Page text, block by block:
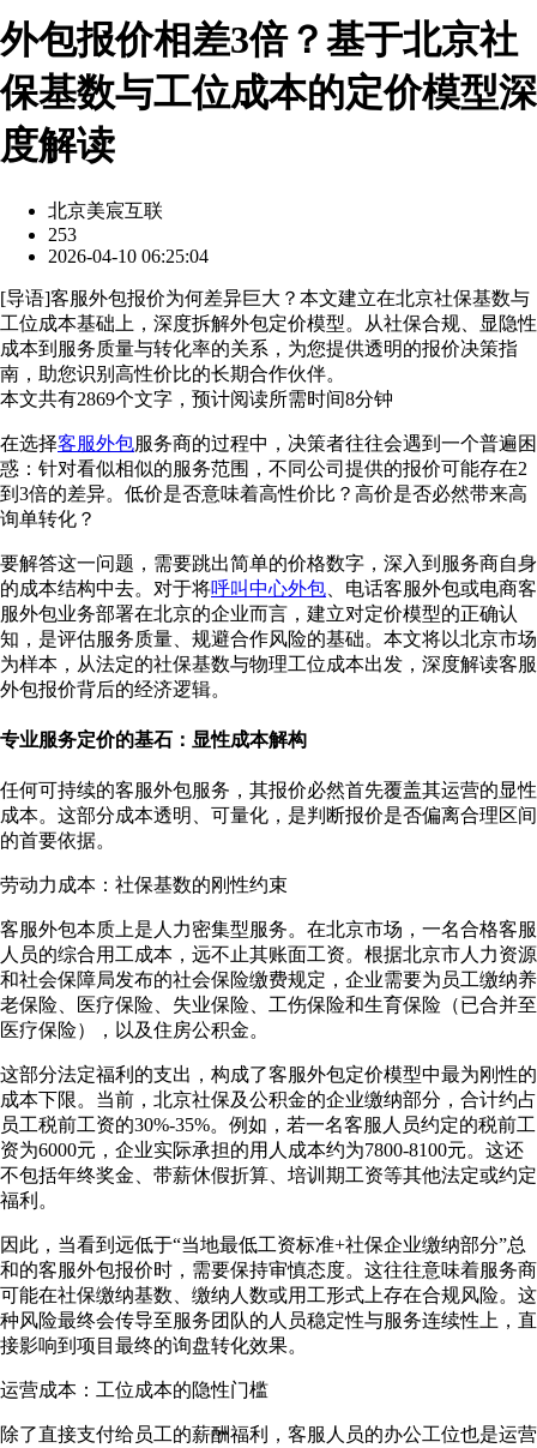
外包报价相差3倍？基于北京社
保基数与工位成本的定价模型深
度解读
北京美宸互联
253
2026-04-10 06:25:04
[导语]客服外包报价为何差异巨大？本文建立在北京社保基数与
工位成本基础上，深度拆解外包定价模型。从社保合规、显隐性
成本到服务质量与转化率的关系，为您提供透明的报价决策指
南，助您识别高性价比的长期合作伙伴。
本文共有2869个文字，预计阅读所需时间8分钟
在选择客服外包服务商的过程中，决策者往往会遇到一个普遍困
惑：针对看似相似的服务范围，不同公司提供的报价可能存在2
到3倍的差异。低价是否意味着高性价比？高价是否必然带来高
询单转化？
要解答这一问题，需要跳出简单的价格数字，深入到服务商自身
的成本结构中去。对于将呼叫中心外包 、电话客服外包或电商客
服外包业务部署在北京的企业而言，建立对定价模型的正确认
知，是评估服务质量、规避合作风险的基础。本文将以北京市场
为样本，从法定的社保基数与物理工位成本出发，深度解读客服
外包报价背后的经济逻辑。
专业服务定价的基石：显性成本解构
任何可持续的客服外包服务，其报价必然首先覆盖其运营的显性
成本。这部分成本透明、可量化，是判断报价是否偏离合理区间
的首要依据。
劳动力成本：社保基数的刚性约束
客服外包本质上是人力密集型服务。在北京市场，一名合格客服
人员的综合用工成本，远不止其账面工资。根据北京市人力资源
和社会保障局发布的社会保险缴费规定，企业需要为员工缴纳养
老保险、医疗保险、失业保险、工伤保险和生育保险（已合并至
医疗保险），以及住房公积金。
这部分法定福利的支出，构成了客服外包定价模型中最为刚性的
成本下限。当前，北京社保及公积金的企业缴纳部分，合计约占
员工税前工资的30%-35%。例如，若一名客服人员约定的税前工
资为6000元，企业实际承担的用人成本约为7800-8100元。这还
不包括年终奖金、带薪休假折算、培训期工资等其他法定或约定
福利。
因此，当看到远低于“当地最低工资标准+社保企业缴纳部分”总
和的客服外包报价时，需要保持审慎态度。这往往意味着服务商
可能在社保缴纳基数、缴纳人数或用工形式上存在合规风险。这
种风险最终会传导至服务团队的人员稳定性与服务连续性上，直
接影响到项目最终的询盘转化效果。
运营成本：工位成本的隐性门槛
除了直接支付给员工的薪酬福利，客服人员的办公工位也是运营